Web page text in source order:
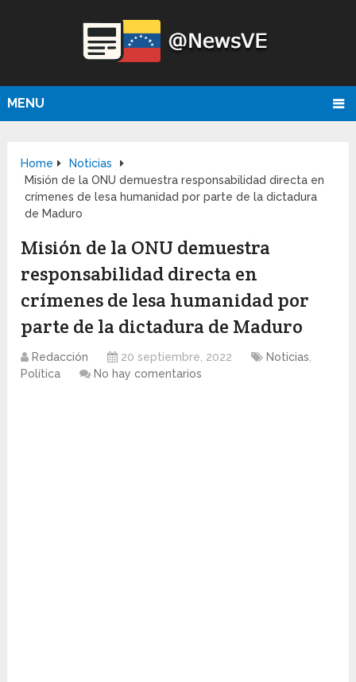
MENU
Home
Noticias
Misión de la ONU demuestra responsabilidad directa en
crímenes de lesa humanidad por parte de la dictadura
de Maduro
Misión de la ONU demuestra
responsabilidad directa en
crímenes de lesa humanidad por
parte de la dictadura de Maduro
Redacción 20 septiembre, 2022 Noticias
Política
No hay comentarios